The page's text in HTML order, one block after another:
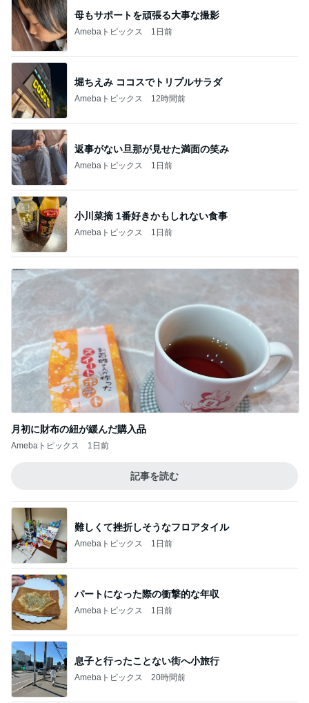
母もサポートを頑張る大事な撮影
Amebaトピックス 1日前
堀ちえみ ココスでトリプルサラダ
Amebaトピックス 12時間前
返事がない旦那が見せた満面の笑み
Amebaトピックス 1日前
小川菜摘 1番好きかもしれない食事
Amebaトピックス 1日前
月初に財布の紐が緩んだ購入品
Amebaトピックス 1日前
記事を読む
難しくて挫折しそうなフロアタイル
Amebaトピックス 1日前
パートになった際の衝撃的な年収
Amebaトピックス 1日前
息子と行ったことない街へ小旅行
Amebaトピックス 20時間前